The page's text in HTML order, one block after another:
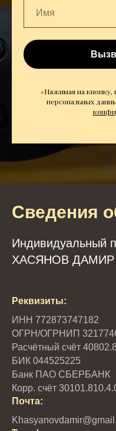
«Нажимая на кнопку,
персональных
Сведения
Индивидуальный
ХАСЯНОВ
Реквизиты:
ИНН 772873747182
ОГРН/ОГРНИП
Расчётный счёт
БИК 044525225
Банк ПАО СБЕРБАНК
Корр. счёт
Почта: